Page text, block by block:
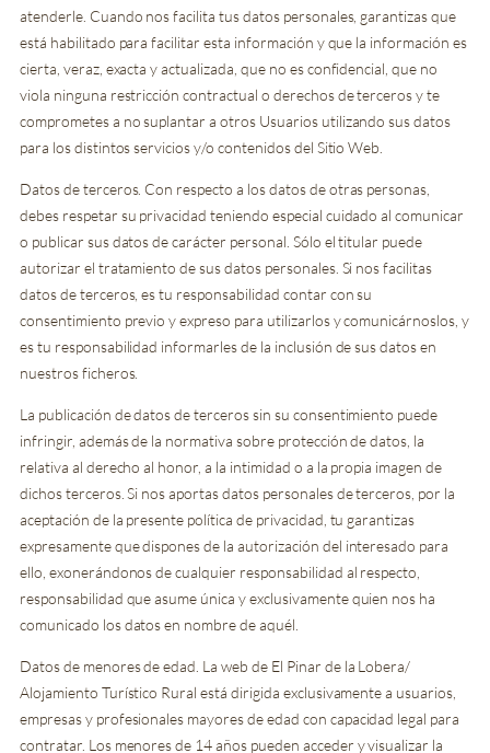
atenderle. Cuando nos facilita tus datos personales, garantizas que
está habilitado para facilitar esta información y que la información es
cierta, veraz, exacta y actualizada, que no es confidencial, que no
viola ninguna restricción contractual o derechos de terceros y te
comprometes a no suplantar a otros Usuarios utilizando sus datos
para los distintos servicios y/o contenidos del Sitio Web.
Datos de terceros. Con respecto a los datos de otras personas,
debes respetar su privacidad teniendo especial cuidado al comunicar
o publicar sus datos de carácter personal. Sólo el titular puede
autorizar el tratamiento de sus datos personales. Si nos facilitas
datos de terceros, es tu responsabilidad contar con su
consentimiento previo y expreso para utilizarlos y comunicárnoslos, y
es tu responsabilidad informarles de la inclusión de sus datos en
nuestros ficheros.
La publicación de datos de terceros sin su consentimiento puede
infringir, además de la normativa sobre protección de datos, la
relativa al derecho al honor, a la intimidad o a la propia imagen de
dichos terceros. Si nos aportas datos personales de terceros, por la
aceptación de la presente política de privacidad, tu garantizas
expresamente que dispones de la autorización del interesado para
ello, exonerándonos de cualquier responsabilidad al respecto,
responsabilidad que asume única y exclusivamente quien nos ha
comunicado los datos en nombre de aquél.
Datos de menores de edad. La web de El Pinar de la Lobera/
Alojamiento Turístico Rural está dirigida exclusivamente a usuarios,
empresas y profesionales mayores de edad con capacidad legal para
contratar. Los menores de 14 años pueden acceder y visualizar la